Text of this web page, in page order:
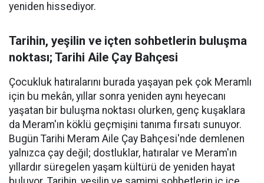
yeniden hissediyor.
Tarihin, yeşilin ve içten sohbetlerin buluşma
noktası; Tarihi Aile Çay Bahçesi
Çocukluk hatıralarını burada yaşayan pek çok Meramlı
için bu mekân, yıllar sonra yeniden aynı heyecanı
yaşatan bir buluşma noktası olurken, genç kuşaklara
da Meram'ın köklü geçmişini tanıma fırsatı sunuyor.
Bugün Tarihi Meram Aile Çay Bahçesi'nde demlenen
yalnızca çay değil; dostluklar, hatıralar ve Meram'ın
yıllardır süregelen yaşam kültürü de yeniden hayat